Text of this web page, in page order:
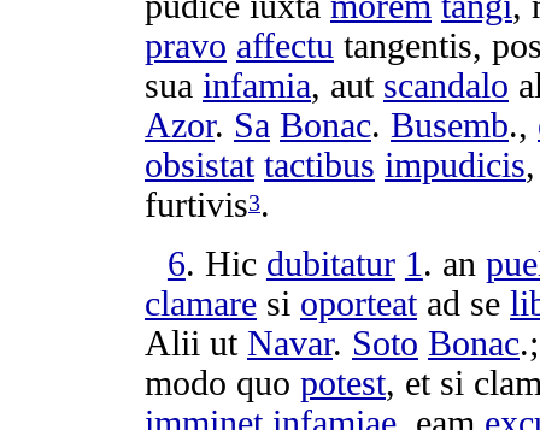
pravo affectu tangentis,
sua infamia, aut scandalo
Azor. Sa Bonac. Busemb.,
obsistat tactibus impudicis
furtivis3.
6. Hic dubitatur 1 . an
clamare si oporteatad se
Alii ut Navar. Soto Bonac
modo quo potest, et si